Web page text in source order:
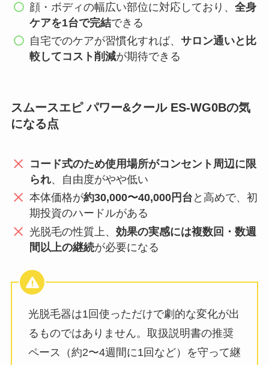
顔・ボディの幅広い部位に対応しており、全身
ケアを1台で完結できる
自宅でのケアが習慣化すれば、サロン通いと比
較してコスト削減が期待できる
スムースエピ パワー&クール ES-WG0Bの気
になる点
コード式のため使用場所がコンセント周辺に限
られ、自由度がやや低い
本体価格が約30,000〜40,000円台 と高めで、初
期投資のハードルがある
光脱毛の性質上、効果の実感には複数回・数週
間以上の継続が必要になる
光脱毛器は1回使っただけで劇的な変化が出
るものではありません。取扱説明書の推奨
ペース（約2〜4週間に1回など）を守って継